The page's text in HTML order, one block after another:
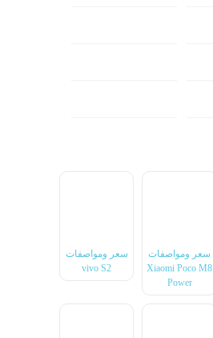
سعر ومواصفات
Xiaomi Poco M8
Power
سعر ومواصفات
vivo S2